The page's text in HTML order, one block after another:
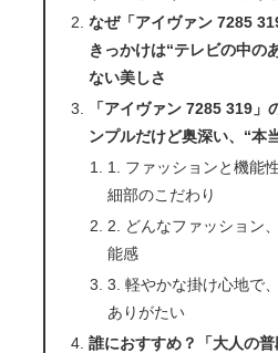
なぜ「アイヴァン 7285
きっかけは“テレビの中の
ない美しさ
「アイヴァン 7285 319
ンプルだけど奥深い、“本
1. ファッションと機能
細部のこだわり
2. どんなファッション
能感
3. 軽やかな掛け心地で
ありがたい
誰におすすめ？「大人の